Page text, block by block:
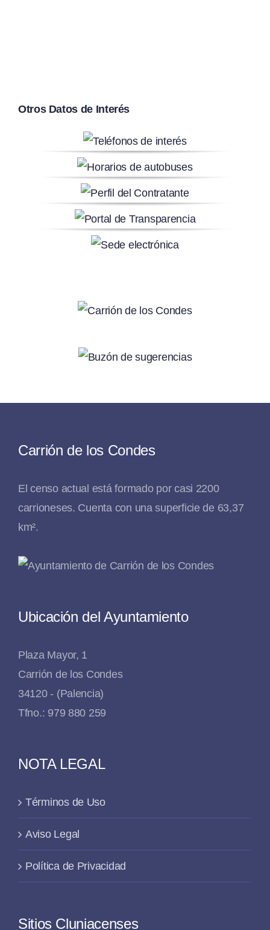
Otros Datos de Interés
Carrión de los Condes
El censo actual está formado por casi 2200
carrioneses. Cuenta con una superficie de 63,37
km².
Ubicación del Ayuntamiento
Plaza Mayor, 1
Carrión de los Condes
34120 - (Palencia)
Tfno.: 979 880 259
NOTA LEGAL
Términos de Uso
Aviso Legal
Política de Privacidad
Sitios Cluniacenses